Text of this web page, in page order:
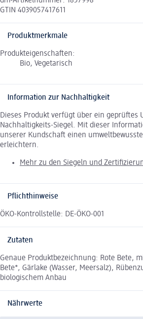
GTIN 4039057417611
Produktmerkmale
Produkteigenschaften:
Bio, Vegetarisch
Information zur Nachhaltigkeit
Dieses Produkt verfügt über ein geprüftes
Nachhaltigkeits-Siegel. Mit dieser
unserer Kundschaft einen
erleichtern.
Mehr zu den Siegeln und
Pflichthinweise
ÖKO-Kontrollstelle: DE-ÖKO-001
Zutaten
Genaue Produktbezeichnung: Rote Bete,
Bete*, Gärlake (Wasser, Meersalz),
biologischem Anbau
Nährwerte